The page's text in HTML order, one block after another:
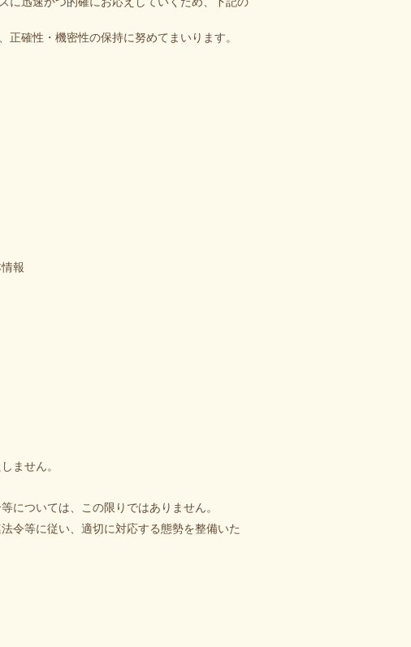
確性・機密性の保持に努めてまいります。
報
ません。
については、この限りではありません。
令等に従い、適切に対応する態勢を整備いた